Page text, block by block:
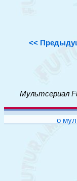
<<
Мультсериал
о